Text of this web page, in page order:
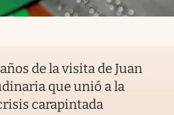
de la visita de Juan
que unió a la
carapintada